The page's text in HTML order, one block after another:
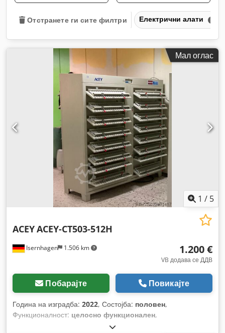
Отстранете ги сите филтри Електрични алати
Мал оглас
1 / 5
Isernhagen 1.506 km
ACEYACEY-CT503-512H
1.200 €
VB додава се ДДВ
Побарајте Повикајте
Година на изградба: 2022, Состојба: половен,
Функционалност: целосно функционален,